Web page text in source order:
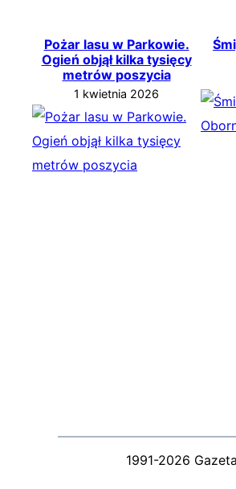
Pożar lasu w Parkowie.
Ogień objął kilka tysięcy
metrów poszycia
1 kwietnia 2026
1991-2026